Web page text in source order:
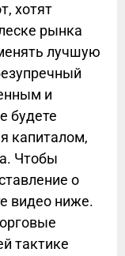
хотят
рынка
лучшую
и
будете
капиталом,
Чтобы
о
видео ниже.
тактике